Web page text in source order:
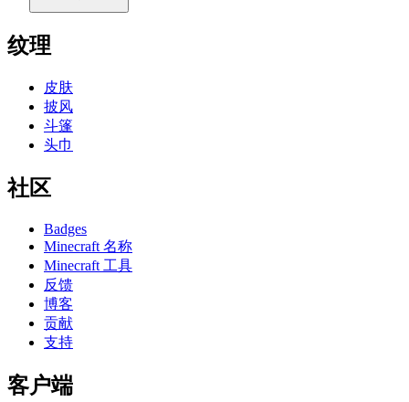
纹理
皮肤
披风
斗篷
头巾
社区
Badges
Minecraft 名称
Minecraft 工具
反馈
博客
贡献
支持
客户端